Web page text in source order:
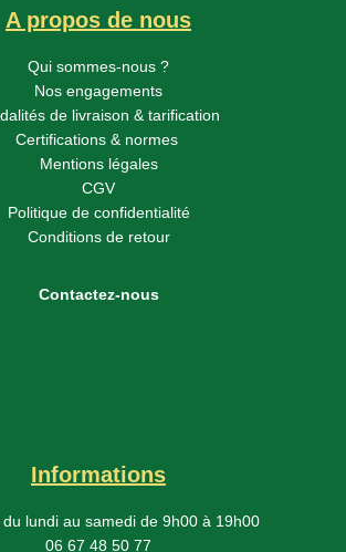
A propos de nous
Qui sommes-nous ?
Nos engagements
de livraison & tarification
Certifications & normes
Mentions légales
CGV
Politique de confidentialité
Conditions de retour
Contactez-nous
Informations
lundi au samedi de 9h00 à 19h00
06 67 48 50 77